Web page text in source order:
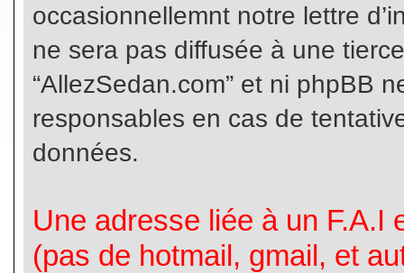
occasionnellemnt notre lettre
ne sera pas diffusée à une
“AllezSedan.com” et ni phpBB
responsables en cas de
données.
Une adresse liée à un F.A.I
(pas de hotmail, gmail, et